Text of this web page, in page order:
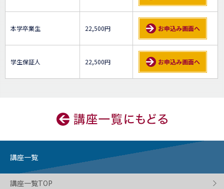
本学卒業生 22,500円 お申込み画面へ
学生保証人 22,500円 お申込み画面へ
講座一覧
講座一覧TOP